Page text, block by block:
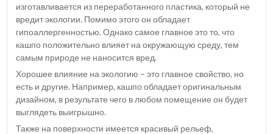
изготавливается из переработанного пластика, который не
вредит экологии. Помимо этого он обладает
гипоаллергенностью. Однако самое главное это то, что
кашпо положительно влияет на окружающую среду, тем
самым природе не наносится вред.
Хорошее влияние на экологию – это главное свойство, но
есть и другие. Например, кашпо обладает оригинальным
дизайном, в результате чего в любом помещение он будет
выглядеть выигрышно.
Также на поверхности имеется красивый рельеф,